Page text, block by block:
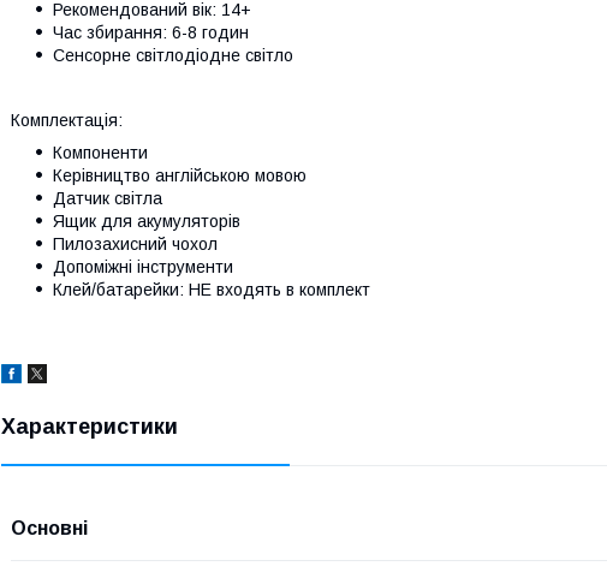
Рекомендований вік: 14+
Час збирання: 6-8 годин
Сенсорне світлодіодне світло
Комплектація:
Компоненти
Керівництво англійською мовою
Датчик світла
Ящик для акумуляторів
Пилозахисний чохол
Допоміжні інструменти
Клей/батарейки: НЕ входять в комплект
Характеристики
Основні